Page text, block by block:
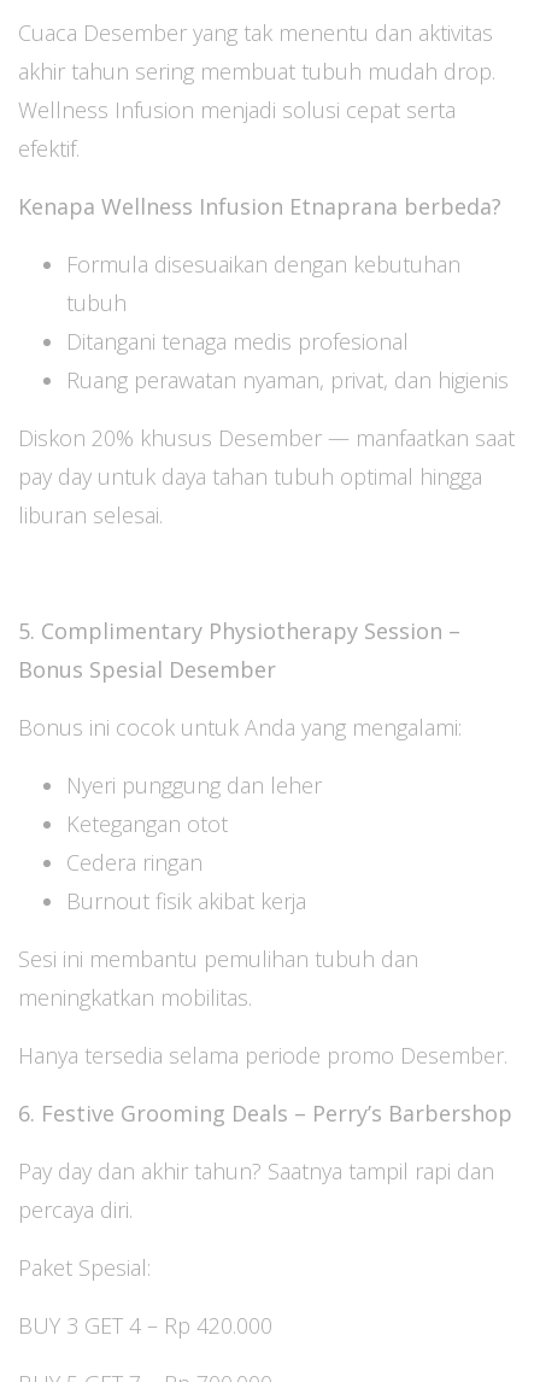
Cuaca Desember yang tak menentu dan aktivitas
akhir tahun sering membuat tubuh mudah drop.
Wellness Infusion menjadi solusi cepat serta
efektif.
Kenapa Wellness Infusion Etnaprana berbeda?
Formula disesuaikan dengan kebutuhan
tubuh
Ditangani tenaga medis profesional
Ruang perawatan nyaman, privat, dan higienis
Diskon 20% khusus Desember — manfaatkan saat
pay day untuk daya tahan tubuh optimal hingga
liburan selesai.
5. Complimentary Physiotherapy Session –
Bonus Spesial Desember
Bonus ini cocok untuk Anda yang mengalami:
Nyeri punggung dan leher
Ketegangan otot
Cedera ringan
Burnout fisik akibat kerja
Sesi ini membantu pemulihan tubuh dan
meningkatkan mobilitas.
Hanya tersedia selama periode promo Desember.
6. Festive Grooming Deals – Perry’s Barbershop
Pay day dan akhir tahun? Saatnya tampil rapi dan
percaya diri.
Paket Spesial:
BUY 3 GET 4 – Rp 420.000